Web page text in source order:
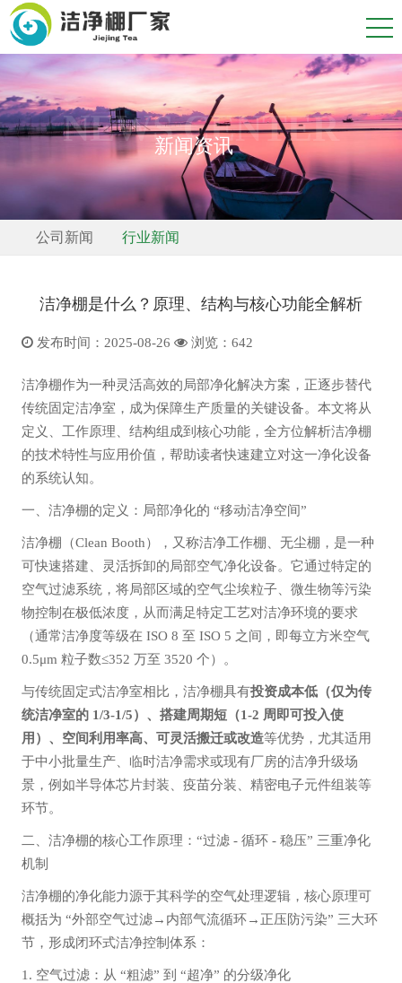
NEWS CENTER
新闻资讯
公司新闻 行业新闻
洁净棚是什么？原理、结构与核心功能全解析
发布时间：2025-08-26 浏览： 642
洁净棚作为一种灵活高效的局部净化解决方案，正逐步替代
传统固定洁净室，成为保障生产质量的关键设备。本文将从
定义、工作原理、结构组成到核心功能，全方位解析洁净棚
的技术特性与应用价值，帮助读者快速建立对这一净化设备
的系统认知。
一、洁净棚的定义：局部净化的 “移动洁净空间”
洁净棚（Clean Booth），又称洁净工作棚、无尘棚，是一种
可快速搭建、灵活拆卸的局部空气净化设备。它通过特定的
空气过滤系统，将局部区域的空气尘埃粒子、微生物等污染
物控制在极低浓度，从而满足特定工艺对洁净环境的要求
（通常洁净度等级在 ISO 8 至 ISO 5 之间，即每立方米空气
0.5μm 粒子数≤352 万至 3520 个）。
与传统固定式洁净室相比，洁净棚具有投资成本低（仅为传
统洁净室的 1/3-1/5）、搭建周期短（1-2 周即可投入使
用）、空间利用率高、可灵活搬迁或改造等优势，尤其适用
于中小批量生产、临时洁净需求或现有厂房的洁净升级场
景，例如半导体芯片封装、疫苗分装、精密电子元件组装等
环节。
二、洁净棚的核心工作原理：“过滤 - 循环 - 稳压” 三重净化
机制
洁净棚的净化能力源于其科学的空气处理逻辑，核心原理可
概括为 “外部空气过滤→内部气流循环→正压防污染” 三大环
节，形成闭环式洁净控制体系：
1. 空气过滤：从 “粗滤” 到 “超净” 的分级净化